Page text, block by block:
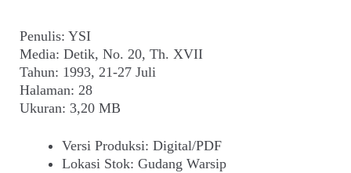
Penulis: YSI
Media: Detik, No. 20, Th. XVII
Tahun: 1993, 21-27 Juli
Halaman: 28
Ukuran: 3,20 MB
Versi Produksi: Digital/PDF
Lokasi Stok: Gudang Warsip